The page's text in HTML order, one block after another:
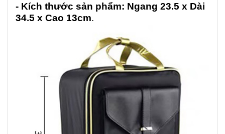
- Kích thước sản phẩm: Ngang 23.5 x Dài
34.5 x Cao 13cm.